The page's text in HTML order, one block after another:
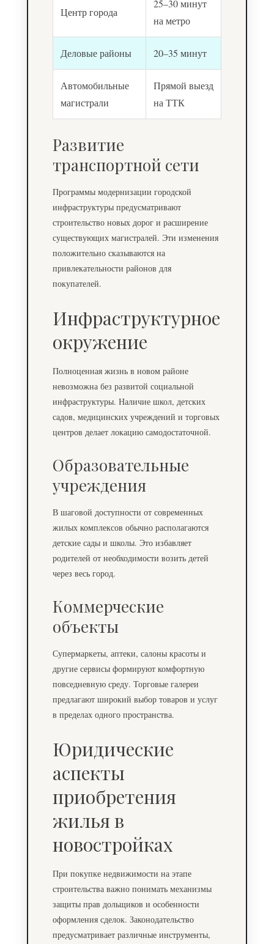
Центр города
25–30 минут
на метро
Деловые районы 20–35 минут
Автомобильные
магистрали
Прямой выезд
на ТТК
Развитие
транспортной сети
Программы модернизации городской
инфраструктуры предусматривают
строительство новых дорог и расширение
существующих магистралей. Эти изменения
положительно сказываются на
привлекательности районов для
покупателей.
Инфраструктурное
окружение
Полноценная жизнь в новом районе
невозможна без развитой социальной
инфраструктуры. Наличие школ, детских
садов, медицинских учреждений и торговых
центров делает локацию самодостаточной.
Образовательные
учреждения
В шаговой доступности от современных
жилых комплексов обычно располагаются
детские сады и школы. Это избавляет
родителей от необходимости возить детей
через весь город.
Коммерческие
объекты
Супермаркеты, аптеки, салоны красоты и
другие сервисы формируют комфортную
повседневную среду. Торговые галереи
предлагают широкий выбор товаров и услуг
в пределах одного пространства.
Юридические
аспекты
приобретения
жилья в
новостройках
При покупке недвижимости на этапе
строительства важно понимать механизмы
защиты прав дольщиков и особенности
оформления сделок. Законодательство
предусматривает различные инструменты,